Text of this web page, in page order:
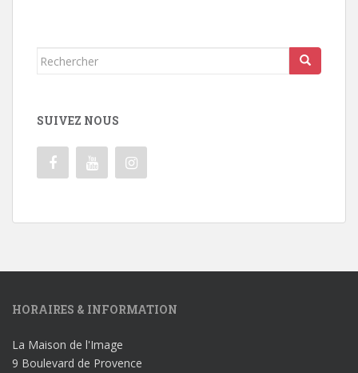
Rechercher...
SUIVEZ NOUS
HORAIRES & INFORMATION
La Maison de l'Image
9 Boulevard de Provence